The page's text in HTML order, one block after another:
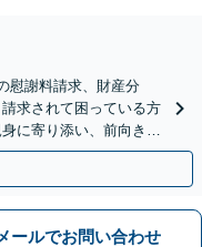
慰謝料請求、財産分
求されて困っている方
に寄り添い、前向きな
。
ールでお問い合わせ